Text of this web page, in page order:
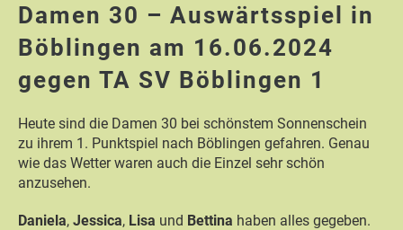
Damen 30 – Auswärtsspiel in
Böblingen am 16.06.2024
gegen TA SV Böblingen 1
Heute sind die Damen 30 bei schönstem Sonnenschein
zu ihrem 1. Punktspiel nach Böblingen gefahren. Genau
wie das Wetter waren auch die Einzel sehr schön
anzusehen.
Daniela, Jessica, Lisa und Bettina haben alles gegeben.